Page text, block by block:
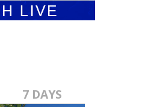
7 DAYS